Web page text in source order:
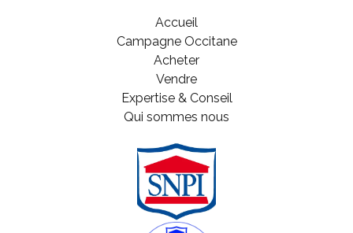
Accueil
Campagne Occitane
Acheter
Vendre
Expertise & Conseil
Qui sommes nous